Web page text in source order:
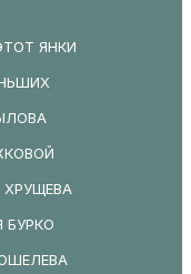
ЯНКИ
БУРКО